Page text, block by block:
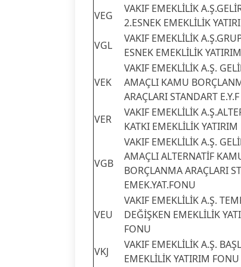
VEG
VAKIF EMEKLİLİK
2.ESNEK EMEKLİLİK
VGL
VAKIF EMEKLİLİK
ESNEK EMEKLİLİK
VEK
VAKIF EMEKLİLİK A.Ş.
AMAÇLI KAMU
ARAÇLARI STANDART E.Y.F
VER
VAKIF EMEKLİLİK
KATKI EMEKLİLİK
VGB
VAKIF EMEKLİLİK A.Ş.
AMAÇLI ALTERNATİF
BORÇLANMA ARAÇLARI
EMEK.YAT.FONU
VEU
VAKIF EMEKLİLİK A.Ş.
DEĞİŞKEN EMEKLİLİK
FONU
VKJ
VAKIF EMEKLİLİK A.Ş.
EMEKLİLİK YATIRIM FONU